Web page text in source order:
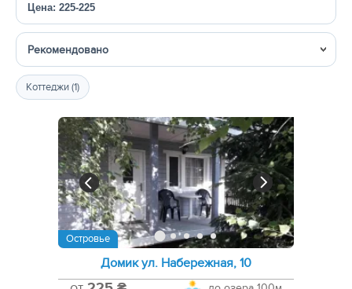
Цена: 225-225
Сортировка
Коттеджи (1)
Островье
Домик ул. Набережная, 10